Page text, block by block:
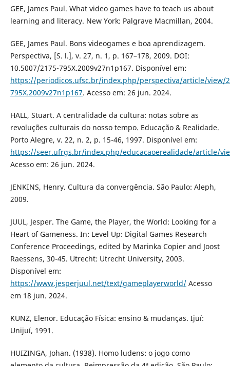
GEE, James Paul. What video games have to teach us about
learning and literacy. New York: Palgrave Macmillan, 2004.
GEE, James Paul. Bons videogames e boa aprendizagem.
Perspectiva, [S. l.], v. 27, n. 1, p. 167–178, 2009. DOI:
10.5007/2175-795X.2009v27n1p167. Disponível em:
https://periodicos.ufsc.br/index.php/perspectiva/article/view/
795X.2009v27n1p167. Acesso em: 26 jun. 2024.
HALL, Stuart. A centralidade da cultura: notas sobre as
revoluções culturais do nosso tempo. Educação & Realidade.
Porto Alegre, v. 22, n. 2, p. 15-46, 1997. Disponível em:
https://seer.ufrgs.br/index.php/educacaoerealidade/article/
Acesso em: 26 jun. 2024.
JENKINS, Henry. Cultura da convergência. São Paulo: Aleph,
2009.
JUUL, Jesper. The Game, the Player, the World: Looking for a
Heart of Gameness. In: Level Up: Digital Games Research
Conference Proceedings, edited by Marinka Copier and Joost
Raessens, 30-45. Utrecht: Utrecht University, 2003.
Disponível em:
https://www.jesperjuul.net/text/gameplayerworld/Acesso
em 18 jun. 2024.
KUNZ, Elenor. Educação Física: ensino & mudanças. Ijuí:
Unijuí, 1991.
HUIZINGA, Johan. (1938). Homo ludens: o jogo como